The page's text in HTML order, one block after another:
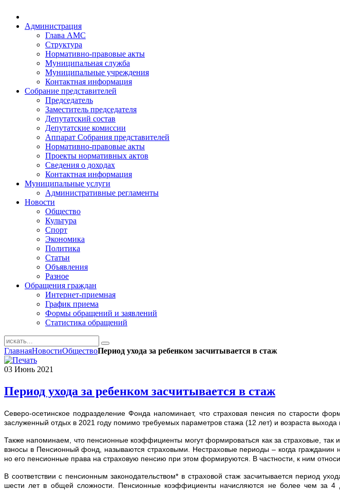
Администрация
Глава АМС
Структура
Нормативно-правовые акты
Муниципальная служба
Муниципальные учреждения
Контактная информация
Собрание представителей
Председатель
Заместитель председателя
Депутатский состав
Депутатские комиссии
Аппарат Собрания представителей
Нормативно-правовые акты
Проекты нормативных актов
Сведения о доходах
Контактная информация
Муниципальные услуги
Административные регламенты
Новости
Общество
Культура
Спорт
Экономика
Политика
Статьи
Объявления
Разное
Обращения граждан
Интернет-приемная
График приема
Формы обращений и заявлений
Статистика обращений
ГлавнаяНовостиОбществоПериод ухода за ребенком засчитывается в стаж
03 Июнь 2021
Период ухода за ребенком засчитывается в стаж
Северо-осетинское подразделение Фонда напоминает, что страховая пенсия по старости
заслуженный отдых в 2021 году помимо требуемых параметров стажа (12 лет) и возраста
Также напоминаем, что пенсионные коэффициенты могут формироваться как за страховые,
взносы в Пенсионный фонд, называются страховыми. Нестраховые периоды – когда гражданин
но его пенсионные права на страховую пенсию при этом формируются. В частности, к ним
В соответствии с пенсионным законодательством* в страховой стаж засчитывается период
шести лет в общей сложности. Пенсионные коэффициенты начисляются не более чем за